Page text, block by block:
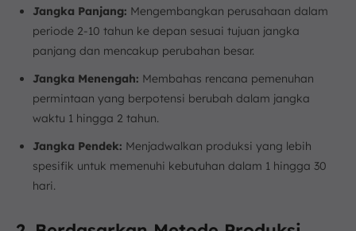
Jangka Panjang: Mengembangkan perusahaan dalam
periode 2-10 tahun ke depan sesuai tujuan jangka
panjang dan mencakup perubahan besar.
Jangka Menengah: Membahas rencana pemenuhan
permintaan yang berpotensi berubah dalam jangka
waktu 1 hingga 2 tahun.
Jangka Pendek: Menjadwalkan produksi yang lebih
spesifik untuk memenuhi kebutuhan dalam 1 hingga 30
hari.